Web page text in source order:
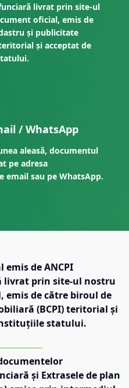
livrat prin site-ul
oficial, emis de
și publicitate
și acceptat de
/ WhatsApp
aleasă, documentul
pe adresa
email sau pe WhatsApp.
de ANCPI
livrat prin site-ul nostru
emis de către biroul de
(BCPI) teritorial și
statului.
și Extrasele de plan